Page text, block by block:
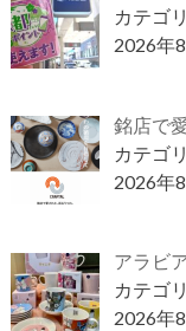
カテゴ
2026年
銘店で
カテゴ
2026年
アラビ
カテゴ
2026年